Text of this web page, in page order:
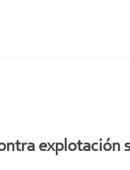
explotación